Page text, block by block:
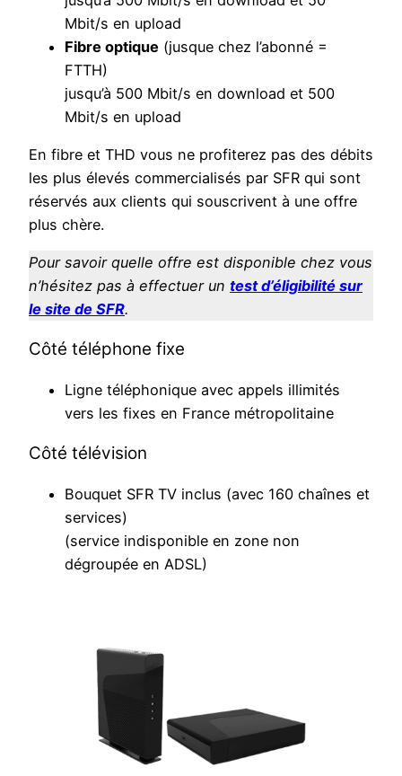
Mbit/s en upload
Fibre optique (jusque chez l’abonné =
FTTH)
jusqu’à 500 Mbit/s en download et 500
Mbit/s en upload
En fibre et THD vous ne profiterez pas des débits
les plus élevés commercialisés par SFR qui sont
réservés aux clients qui souscrivent à une offre
plus chère.
Pour savoir quelle offre est disponible chez vous
n’hésitez pas à effectuer un test d’éligibilité sur
le site de SFR.
Côté téléphone fixe
Ligne téléphonique avec appels illimités
vers les fixes en France métropolitaine
Côté télévision
Bouquet SFR TV inclus (avec 160 chaînes et
services)
(service indisponible en zone non
dégroupée en ADSL)